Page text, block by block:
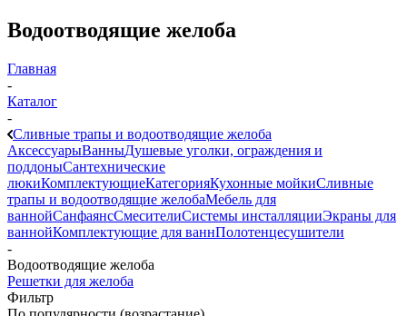
Водоотводящие желоба
Главная
-
Каталог
-
Cливные трапы и водоотводящие желоба
АксессуарыВанныДушевые уголки, ограждения и
поддоныСантехнические
люкиКомплектующиеКатегорияКухонные мойкиCливные
трапы и водоотводящие желобаМебель для
ваннойСанфаянсСмесителиСистемы инсталляцииЭкраны для
ваннойКомплектующие для ваннПолотенцесушители
-
Водоотводящие желоба
Решетки для желоба
Фильтр